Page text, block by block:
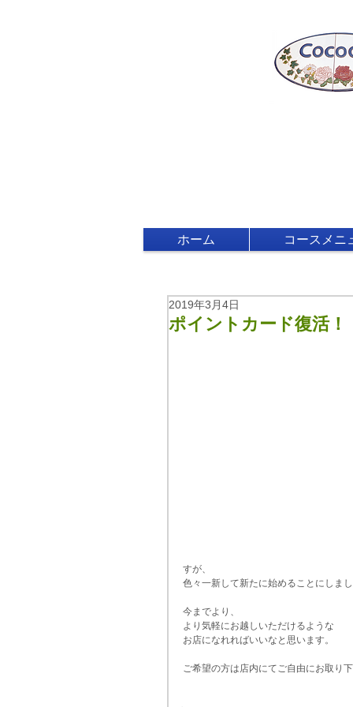
ホーム コースメニ
ポイントカード復活！
2019年3月4日
すが、
色々一新して新たに始めることにしま
今までより、
より気軽にお越しいただけるような
お店になれればいいなと思います。
ご希望の方は店内にてご自由にお取り